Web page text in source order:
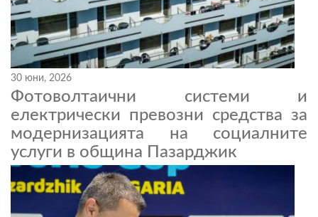
30 юни, 2026
Фотоволтаични системи и
електрически превозни средства за
модернизацията на социалните
услуги в община Пазарджик